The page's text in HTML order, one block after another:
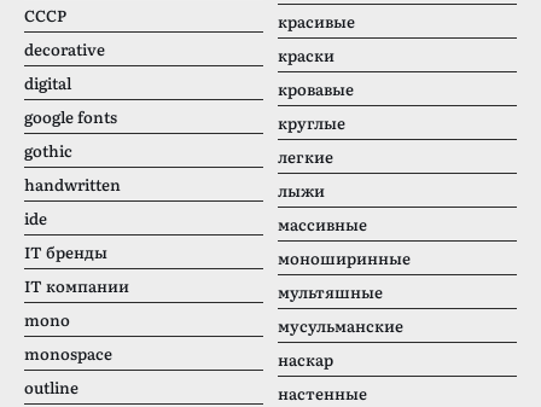
CCCР
decorative
digital
google fonts
gothic
handwritten
ide
IT бренды
IT компании
mono
monospace
outline
красивые
краски
кровавые
круглые
легкие
лыжи
массивные
моноширинные
мультяшные
мусульманские
наскар
настенные